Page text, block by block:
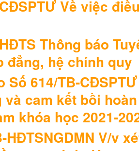
Về việc
Thông báo
đẳng, hệ chính quy
Số 614/TB-
cam kết bồi
khóa học 2021-
HĐTSNGDMN V/v